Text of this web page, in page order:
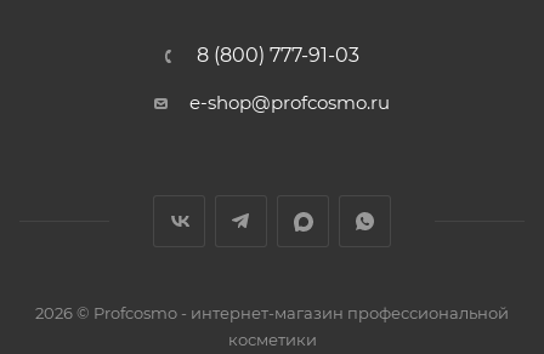
8 (800) 777-91-03
e-shop@profcosmo.ru
2026© Profcosmo - интернет-магазин профессиональной
косметики